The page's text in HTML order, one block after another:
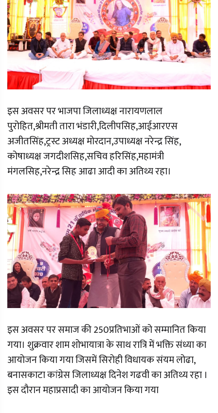
इस अवसर पर भाजपा जिलाध्यक्ष नारायणलाल
पुरोहित,श्रीमती तारा भंडारी,दिलीपसिह,आईआरएस
अजीतसिंह,ट्रस्ट अध्यक्ष मोरदान,उपाध्यक्ष नरेन्द्र सिंह,
कोषाध्यक्ष जगदीशसिह,सचिव हरिसिंह,महामंत्री
मंगलसिह,नरेन्द्र सिह आढा आदी का अतिथ्य रहा।
इस अवसर पर समाज की 250प्रतिभाओं को सम्मानित किया
गया। शुक्रवार शाम शोभायात्रा के साथ रात्रि में भक्ति संध्या का
आयोजन किया गया जिसमें सिरोही विधायक संयम लोढा,
बनासकाटा कांग्रेस जिलाध्यक्ष दिनेश गढवी का अतिथ्य रहा ।
इस दौरान महाप्रसादी का आयोजन किया गया